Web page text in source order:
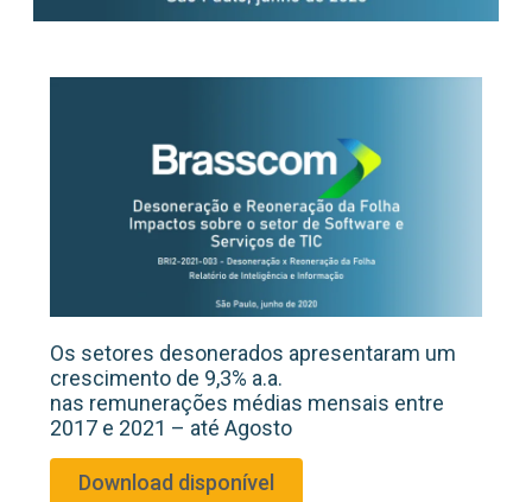
Os setores desonerados apresentaram um
crescimento de 9,3% a.a.
nas remunerações médias mensais entre
2017 e 2021 – até Agosto
Download disponível